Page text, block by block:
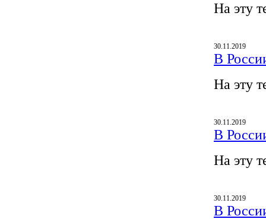
На эту
30.11.2019
В
На эту
30.11.2019
В
На эту
30.11.2019
В